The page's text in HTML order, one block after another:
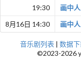
19:30
画中人
8月16日 14:30
画中人
音乐剧列表 | 数据
©2023-2026